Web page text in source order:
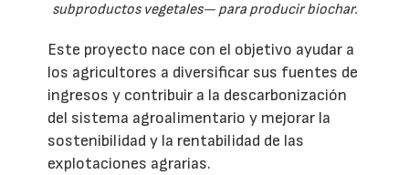
subproductos vegetales— para producir biochar.
Este proyecto nace con el objetivo ayudar a
los agricultores a diversificar sus fuentes de
ingresos y contribuir a la descarbonización
del sistema agroalimentario y mejorar la
sostenibilidad y la rentabilidad de las
explotaciones agrarias.